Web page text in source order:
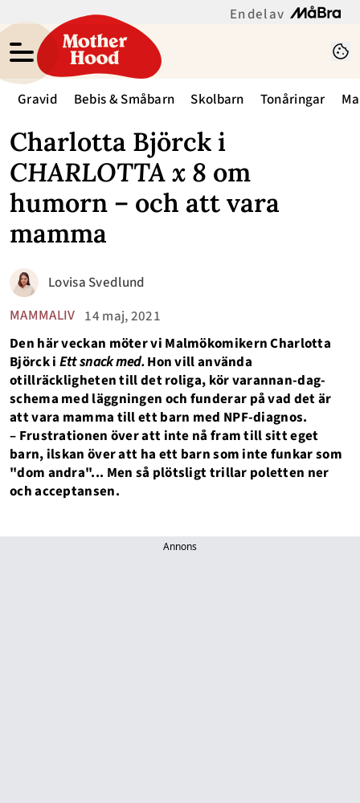
En del av
Gravid Bebis & Småbarn Skolbarn Tonåringar
Charlotta Björck i
CHARLOTTA x 8 om
humorn – och att vara
mamma
MAMMALIV 14 maj, 2021
Lovisa Svedlund
Den här veckan möter vi Malmökomikern Charlotta
Björck i Ett snack med.Hon vill använda
otillräckligheten till det roliga, kör varannan-dag-
schema med läggningen och funderar på vad det är
att vara mamma till ett barn med NPF-diagnos.
– Frustrationen över att inte nå fram till sitt eget
barn, ilskan över att ha ett barn som inte funkar som
"dom andra"... Men så plötsligt trillar poletten ner
och acceptansen.
Annons